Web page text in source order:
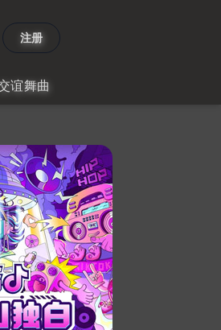
注册
谊舞曲